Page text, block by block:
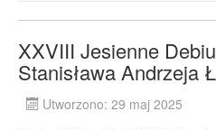
XXVIII Jesienne
Stanisława Andrzeja
Utworzono: 29 maj 2025